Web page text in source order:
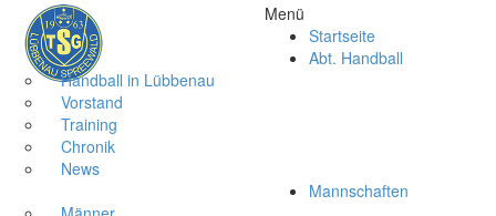
Menü
Startseite
Abt. Handball
Handball in Lübbenau
Vorstand
Training
Chronik
News
Mannschaften